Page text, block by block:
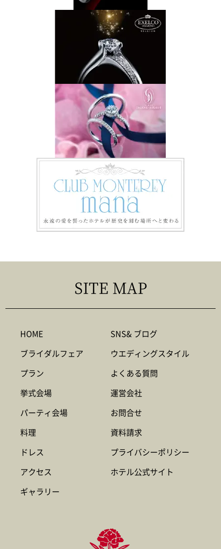
SITE MAP
HOME
ブライダルフェア
プラン
挙式会場
パーティ会場
料理
ドレス
アクセス
ギャラリー
SNS& ブログ
ウエディングスタイル
よくある質問
運営会社
お問合せ
資料請求
プライバシーポリシー
ホテル公式サイト